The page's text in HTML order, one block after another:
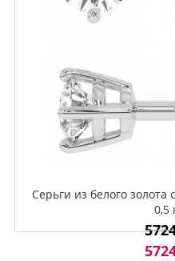
Серьги из белого
0,5